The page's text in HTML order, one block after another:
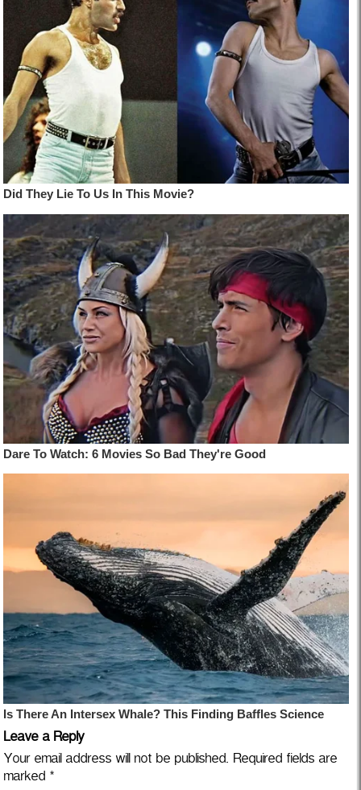
Leave a Reply
Your email address will not be published. Required fields are
marked *